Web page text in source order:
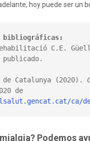
hoy puede ser un
bibliográficas:
C.E.
Catalunya (2020).
abril del 2020 de
ca/
Podemos